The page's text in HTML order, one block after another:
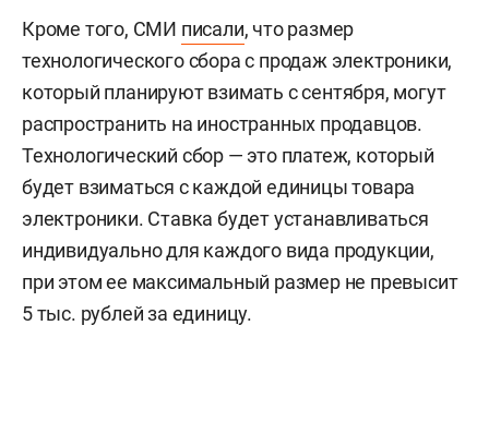
Кроме того, СМИ писали, что размер
технологического сбора с продаж электроники,
который планируют взимать с сентября, могут
распространить на иностранных продавцов.
Технологический сбор — это платеж, который
будет взиматься с каждой единицы товара
электроники. Ставка будет устанавливаться
индивидуально для каждого вида продукции,
при этом ее максимальный размер не превысит
5 тыс. рублей за единицу.